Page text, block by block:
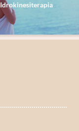
Idrokinesiterapia